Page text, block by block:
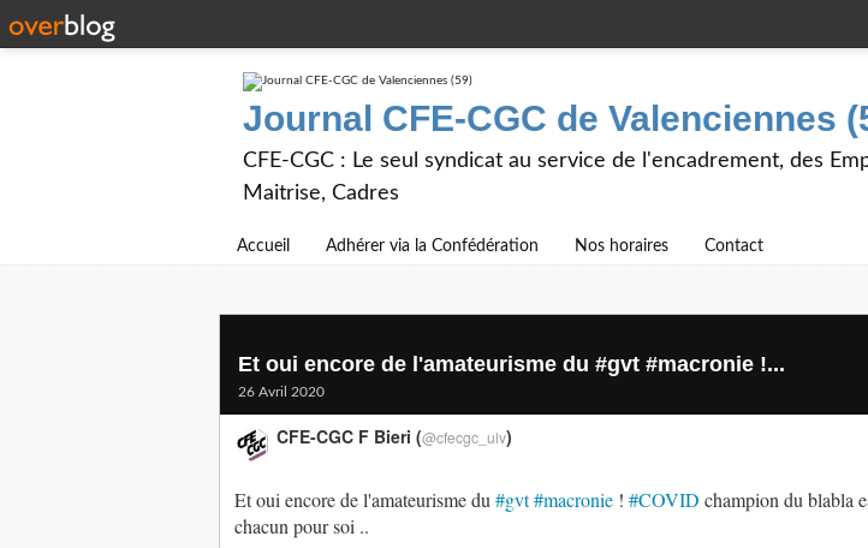
Journal CFE-CGC de Valenciennes
CFE-CGC : Le seul syndicat au service de l'encadrement, des
Maitrise, Cadres
Accueil Adhérer via la Confédération Nos horaires Contact
Et oui encore de l'amateurisme du #gvt #macronie !...
26 Avril 2020
Et oui encore de l'amateurisme du #gvt#macronie ! #COVID champion du blabla
chacun pour soi ..
CFE-CGC F Bieri (@cfecgc_ulv)